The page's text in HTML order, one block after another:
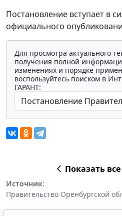
Постановление вступает в
официального
Для просмотра актуального
получения полной
изменениях и порядке
воспользуйтесь поиском в
ГАРАНТ:
Показать
Источник:
Правительство Оренбургской